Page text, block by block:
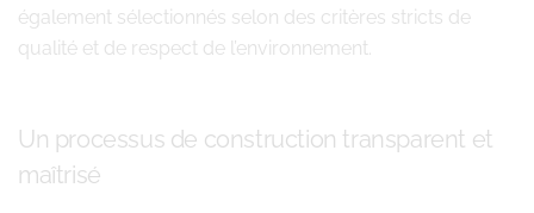
également sélectionnés selon des critères stricts de
qualité et de respect de l’environnement.
Un processus de construction transparent et
maîtrisé